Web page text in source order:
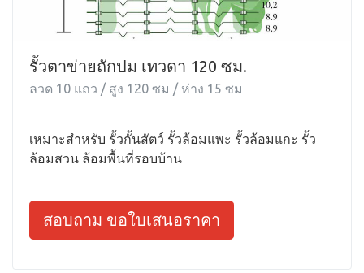
รั้วตาข่ายถักปม เทวดา 120 ซม.
ลวด 10 แถว / สูง 120 ซม / ห่าง 15 ซม
เหมาะสำหรับ รั้วกั้นสัตว์ รั้วล้อมแพะ รั้วล้อมแกะ รั้ว
ล้อมสวน ล้อมพื้นที่รอบบ้าน
สอบถาม ขอใบเสนอราคา